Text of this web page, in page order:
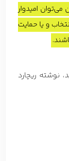
می‌توان امیدوار
و یا حمایت
نوشته ریچارد